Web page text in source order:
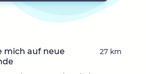
mich auf neue
27 km